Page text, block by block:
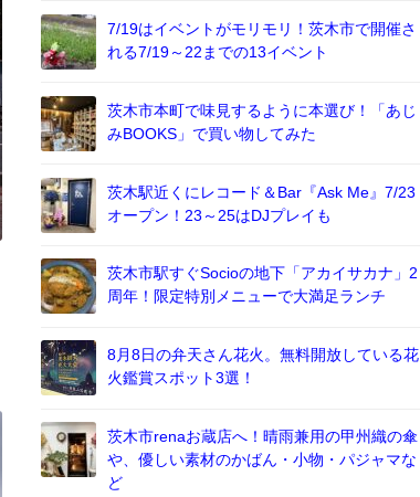
7/19はイベントがモリモリ！茨木市で開催さ
れる7/19～22までの13イベント
茨木市本町で味見するように本選び！「あじ
みBOOKS」で買い物してみた
茨木駅近くにレコード＆Bar『Ask Me』7/23
オープン！23～25はDJプレイも
茨木市駅すぐSocioの地下「アカイサカナ」2
周年！限定特別メニューで大満足ランチ
8月8日の弁天さん花火。無料開放している花
火鑑賞スポット3選！
茨木市renaお蔵店へ！晴雨兼用の甲州織の傘
や、優しい素材のかばん・小物・パジャマな
ど